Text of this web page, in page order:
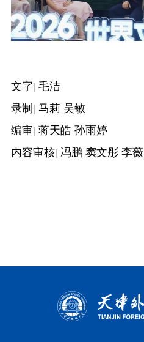
文字| 毛洁
录制 | 马莉 吴敏
编审| 蒋天皓 孙雨婷
内容审核| 冯鹏 窦文彤 李薇